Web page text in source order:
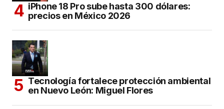
iPhone 18 Pro sube hasta 300 dólares:
precios en México 2026
Tecnología fortalece protección ambiental
en Nuevo León: Miguel Flores